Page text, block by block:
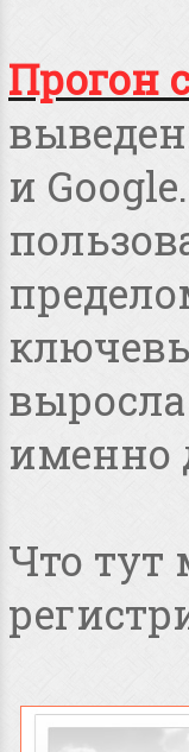
Прогон
и
именно
Что тут